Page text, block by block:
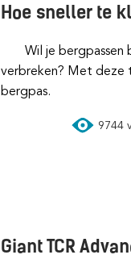
Hoe sneller te
Wil je bergpassen beklimmen en het record
verbreken? Met deze
bergpas.
9744
Giant TCR